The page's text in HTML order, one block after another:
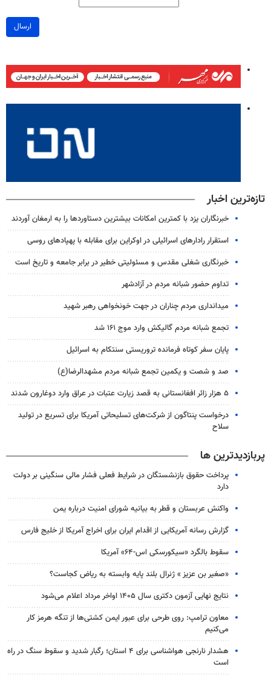
ارسال
تازه‌ترین اخبار
خبرنگاران یزد با کمترین امکانات بیشترین دستاوردها را به ارمغان آوردند
استقرار رادارهای اسرائیلی در اوکراین برای مقابله با پهپادهای روسی
خبرنگاری شغلی مقدس و مسئولیتی خطیر در برابر جامعه و تاریخ است
تداوم حضور شبانه مردم در آزادشهر
میدانداری مردم چناران در جهت خونخواهی رهبر شهید
تجمع شبانه مردم گالیکش وارد موج ۱۶۱ شد
پایان سفر کوتاه فرمانده تروریستی سنتکام به اسرائیل
صد و شصت و یکمین تجمع شبانه مردم مشهدالرضا(ع)
۵ هزار زائر افغانستانی به قصد زیارت عتبات در عراق وارد دوغارون شدند
درخواست پنتاگون از شرکت‌های تسلیحاتی آمریکا برای تسریع در تولید
سلاح
پربازدیدترین ها
پرداخت حقوق بازنشستگان در شرایط فعلی فشار مالی سنگینی بر دولت
دارد
واکنش عربستان و قطر به بیانیه شورای امنیت درباره یمن
گزارش رسانه آمریکایی از اقدام ایران برای اخراج آمریکا از خلیج فارس
سقوط بالگرد «سیکورسکی اس-۶۴» آمریکا
«صغیر بن عزیز » ژنرال بلند پایه وابسته به ریاض کجاست؟
نتایج نهایی آزمون دکتری سال ۱۴۰۵ اواخر مرداد اعلام می‌شود
معاون ترامپ: روی طرحی برای عبور ایمن کشتی‌ها از تنگه هرمز کار
می‌کنیم
هشدار نارنجی هواشناسی برای ۴ استان؛ رگبار شدید و سقوط سنگ در راه
است